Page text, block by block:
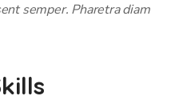
semper. Pharetra diam